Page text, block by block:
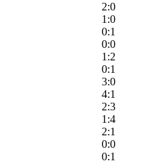
2:0
1:0
0:1
0:0
1:2
0:1
3:0
4:1
2:3
1:4
2:1
0:0
0:1